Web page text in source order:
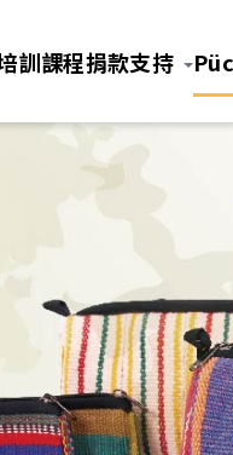
訓課程捐款支持